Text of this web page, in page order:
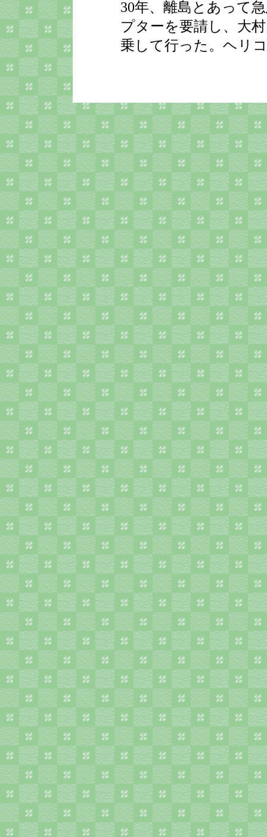
30年、離島とあって
プターを要請し、大
乗して行った。ヘリ